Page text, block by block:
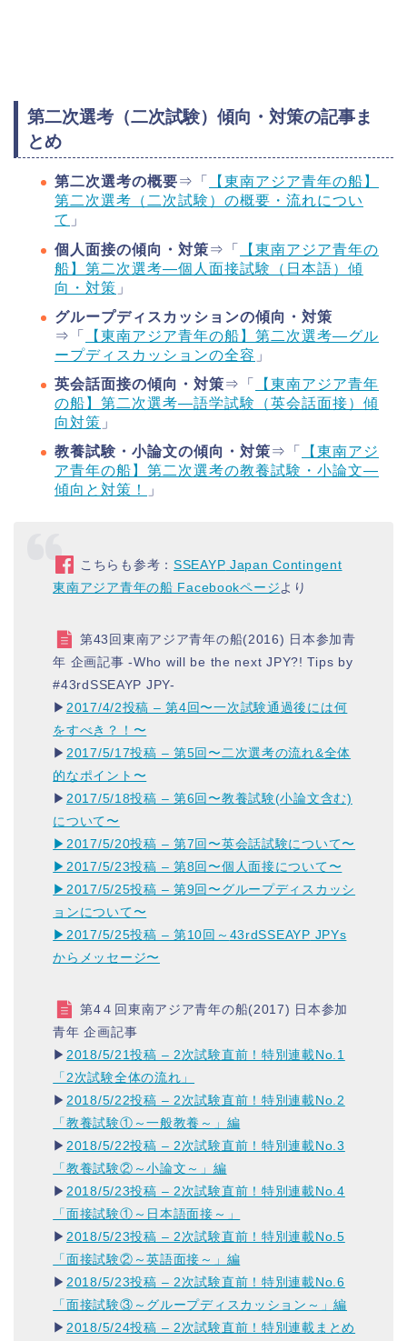
第二次選考（二次試験）傾向・対策の記事ま
とめ
第二次選考の概要⇒「
【東南アジア青年の船】
第二次選考（二次試験）の概要・流れについ
て 」
個人面接の傾向・対策⇒「
【東南アジア青年の
船】第二次選考―個人面接試験（日本語）傾
向・対策 」
グループディスカッションの傾向・対策
⇒「
【東南アジア青年の船】第二次選考―グル
ープディスカッションの全容 」
英会話面接の傾向・対策⇒「
【東南アジア青年
の船】第二次選考―語学試験（英会話面接）傾
向対策 」
教養試験・小論文の傾向・対策⇒「
【東南アジ
ア青年の船】第二次選考の教養試験・小論文―
傾向と対策！
」
こちらも参考： SSEAYP Japan Contingent
東南アジア青年の船 Facebookページより
第43回東南アジア青年の船(2016) 日本参加青
年 企画記事 -Who will be the next JPY?! Tips by
#43rdSSEAYP JPY-
▶︎ 2017/4/2投稿 – 第4回〜一次試験通過後には何
をすべき？！〜
▶︎ 2017/5/17投稿 – 第5回〜二次選考の流れ&全体
的なポイント〜
▶︎ 2017/5/18投稿 – 第6回〜教養試験(小論文含む)
について〜
▶︎ 2017/5/20投稿 – 第7回〜英会話試験について〜
▶︎ 2017/5/23投稿 – 第8回〜個人面接について〜
▶︎ 2017/5/25投稿 – 第9回〜グループディスカッシ
ョンについて〜
▶︎ 2017/5/25投稿 – 第10回～ 43rdSSEAYP JPYs
からメッセージ〜
第4４回東南アジア青年の船(2017) 日本参加
青年 企画記事
▶︎ 2018/5/21投稿 – 2次試験直前！特別連載No.1
「2次試験全体の流れ」
▶︎ 2018/5/22投稿 – 2次試験直前！特別連載No.2
「教養試験①～一般教養～」編
▶︎ 2018/5/22投稿 – 2次試験直前！特別連載No.3
「教養試験②～小論文～」編
▶︎ 2018/5/23投稿 – 2次試験直前！特別連載No.4
「面接試験①～日本語面接～」
▶︎ 2018/5/23投稿 – 2次試験直前！特別連載No.5
「面接試験②～英語面接～」編
▶︎ 2018/5/23投稿 – 2次試験直前！特別連載No.6
「面接試験③～グループディスカッション～」編
▶︎ 2018/5/24投稿 – 2次試験直前！特別連載まとめ